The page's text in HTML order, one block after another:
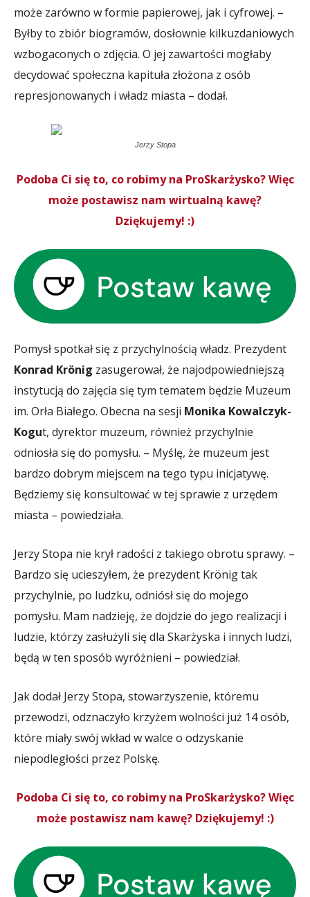
może zarówno w formie papierowej, jak i cyfrowej. –
Byłby to zbiór biogramów, dosłownie kilkuzdaniowych
wzbogaconych o zdjęcia. O jej zawartości mogłaby
decydować społeczna kapituła złożona z osób
represjonowanych i władz miasta – dodał.
Jerzy Stopa
Podoba Ci się to, co robimy na ProSkarżysko? Więc
może postawisz nam wirtualną kawę?
Dziękujemy! :)
Pomysł spotkał się z przychylnością władz. Prezydent
Konrad Krönig zasugerował, że najodpowiedniejszą
instytucją do zajęcia się tym tematem będzie Muzeum
im. Orła Białego. Obecna na sesji Monika Kowalczyk-
Kogut, dyrektor muzeum, również przychylnie
odniosła się do pomysłu. – Myślę, że muzeum jest
bardzo dobrym miejscem na tego typu inicjatywę.
Będziemy się konsultować w tej sprawie z urzędem
miasta – powiedziała.
Jerzy Stopa nie krył radości z takiego obrotu sprawy. –
Bardzo się ucieszyłem, że prezydent Krönig tak
przychylnie, po ludzku, odniósł się do mojego
pomysłu. Mam nadzieję, że dojdzie do jego realizacji i
ludzie, którzy zasłużyli się dla Skarżyska i innych ludzi,
będą w ten sposób wyróżnieni – powiedział.
Jak dodał Jerzy Stopa, stowarzyszenie, któremu
przewodzi, odznaczyło krzyżem wolności już 14 osób,
które miały swój wkład w walce o odzyskanie
niepodległości przez Polskę.
Podoba Ci się to, co robimy na ProSkarżysko? Więc
może postawisz nam kawę? Dziękujemy! :)